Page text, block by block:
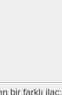
bir farklı ilaç: